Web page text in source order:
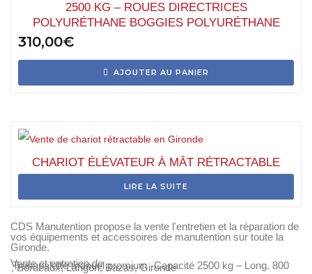
2500 KG – ROUES DIRECTRICES
POLYURÉTHANE BOGGIES POLYURÉTHANE
310,00€
AJOUTER AU PANIER
CHARIOT ÉLÉVATEUR À MÂT RÉTRACTABLE
LIRE LA SUITE
CDS Manutention propose la vente l'entretien et la réparation de
vos équipements et accessoires de manutention sur toute la
Gironde.
Vente et entretien de
Transpalette manuel premium -Capacité 2500 kg – Long. 800
, Bordeaux, Langon, Bazas, Gironde